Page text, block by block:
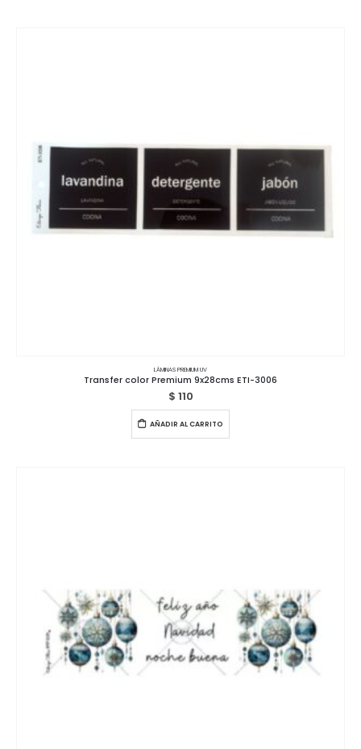
LÁMINAS PREMIUM UV
Transfer color Premium 9x28cms ETI-3006
$ 110
AÑADIR AL CARRITO